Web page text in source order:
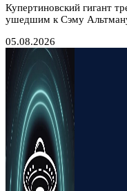
Купертиновский гигант
ушедшим к Сэму
05.08.2026